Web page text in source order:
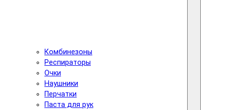
Комбинезоны
Респираторы
Очки
Наушники
Перчатки
Паста для рук